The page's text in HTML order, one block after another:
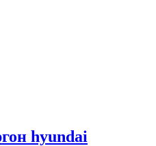
hyundai